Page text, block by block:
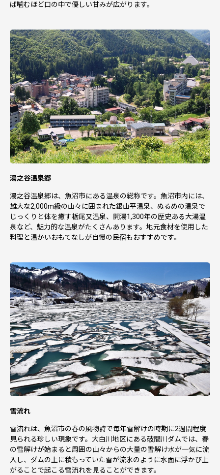
ば噛むほど口の中で優しい甘みが広がります。
湯之谷温泉郷
湯之谷温泉郷は、魚沼市にある温泉の総称です。魚沼市内には、
雄大な2,000m級の山々に囲まれた銀山平温泉、ぬるめの温泉で
じっくりと体を癒す栃尾又温泉、開湯1,300年の歴史ある大湯温
泉など、魅力的な温泉がたくさんあります。地元食材を使用した
料理と温かいおもてなしが自慢の民宿もおすすめです。
雪流れ
雪流れは、魚沼市の春の風物詩で毎年雪解けの時期に2週間程度
見られる珍しい現象です。大白川地区にある破間川ダムでは、春
の雪解けが始まると周囲の山々からの大量の雪解け水が一気に流
入し、ダムの上に積もっていた雪が流氷のように水面に浮かび上
がることで起こる雪流れを見ることができます。